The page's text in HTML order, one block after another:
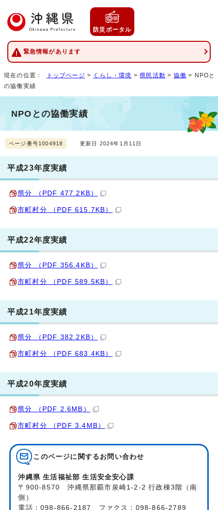
防災ポータル
緊急情報があります
現在の位置： トップページ > くらし・環境 > 県民活動 > 協働 > NPOと
の協働実績
NPOとの協働実績
ページ番号1004918 更新日 2024年1月11日
平成23年度実績
県分 （PDF 477.2KB）
市町村分 （PDF 615.7KB）
平成22年度実績
県分 （PDF 356.4KB）
市町村分 （PDF 589.5KB）
平成21年度実績
県分 （PDF 382.2KB）
市町村分 （PDF 683.4KB）
平成20年度実績
県分 （PDF 2.6MB）
市町村分 （PDF 3.4MB）
このページに関する お問い合わせ
沖縄県 生活福祉部 生活安全安心課
〒900-8570 沖縄県那覇市泉崎1-2-2 行政棟3階（南
側）
電話：098-866-2187 ファクス：098-866-2789